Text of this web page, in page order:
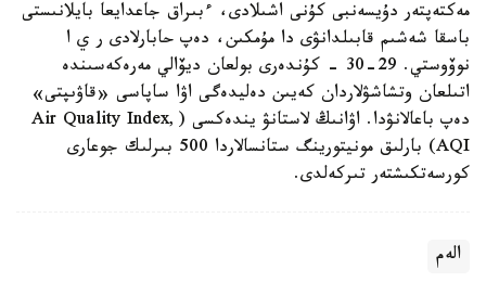
مەكتەپتەر دۇيسەنبى كۇنى اشىلادى، ءبىراق جاعدايعا بايلانىستى
باسقا شەشىم قابىلدانۋى دا مۇمكىن، دەپ حابارلادى ر ي ا
نوۆوستي. 29-30 - كۇندەرى بولعان ديۆالي مەرەكەسىندە
اتىلعان وتشاشۋلاردان كەيىن دەليدەگى اۋا ساپاسى «قاۋىپتى»
دەپ باعالانۋدا. اۋانىڭ لاستانۋ يندەكسى (Air Quality Index,
AQI) بارلىق مونيتورينگ ستانسالاردا 500 بىرلىك جوعارى
كورسەتكىشتەر تىركەلدى.
الەم